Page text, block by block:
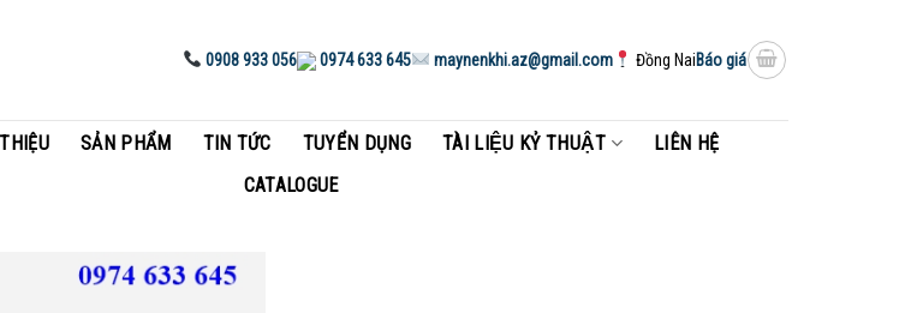
0908 933 056 0974 633 645 maynenkhi.az@gmail.com Đồng NaiBáo giá
SẢN PHẨM TIN TỨC TUYỂN DỤNG TÀI LIỆU KỶ THUẬT
LIÊN HỆ
CATALOGUE